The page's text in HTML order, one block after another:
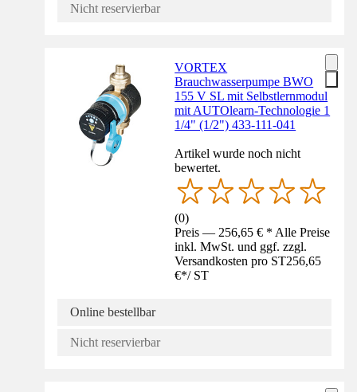
Nicht reservierbar
VORTEX
Brauchwasserpumpe BWO
155 V SL mit Selbstlernmodul
mit AUTOlearn-Technologie 1
1/4" (1/2") 433-111-041
Artikel wurde noch nicht
bewertet.
(0)
Preis — 256,65 € * Alle Preise
inkl. MwSt. und ggf. zzgl.
Versandkosten pro ST256,65
€*/ ST
Online bestellbar
Nicht reservierbar